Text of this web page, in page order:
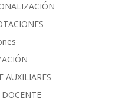
AUXILIARES